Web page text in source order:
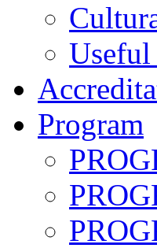
Program